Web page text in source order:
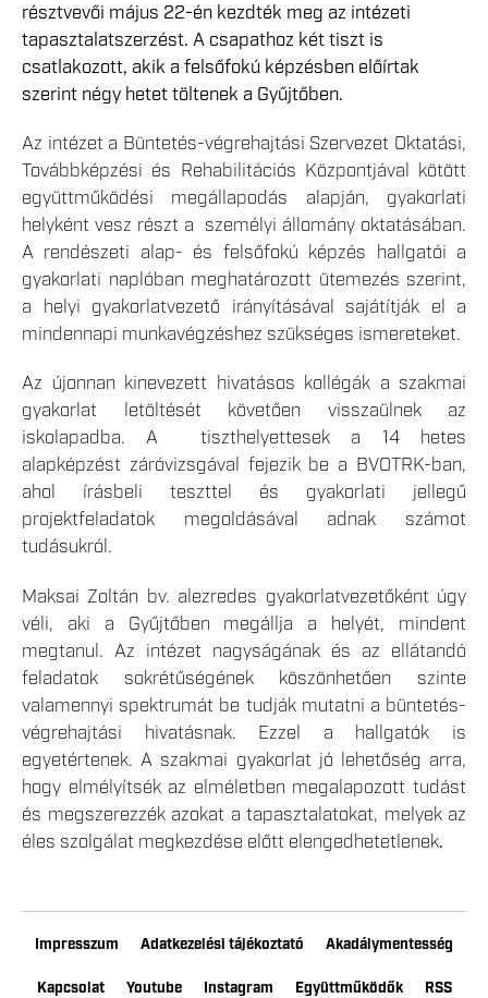
résztvevői május 22-én kezdték meg az intézeti
tapasztalatszerzést. A csapathoz két tiszt is
csatlakozott, akik a felsőfokú képzésben előírtak
szerint négy hetet töltenek a Gyűjtőben.
Az intézet a Büntetés-végrehajtási Szervezet Oktatási,
Továbbképzési és Rehabilitációs Központjával kötött
együttműködési megállapodás alapján, gyakorlati
helyként vesz részt a személyi állomány oktatásában.
A rendészeti alap- és felsőfokú képzés hallgatói a
gyakorlati naplóban meghatározott ütemezés szerint,
a helyi gyakorlatvezető irányításával sajátítják el a
mindennapi munkavégzéshez szükséges ismereteket.
Az újonnan kinevezett hivatásos kollégák a szakmai
gyakorlat letöltését követően visszaülnek az
iskolapadba. A tiszthelyettesek a 14 hetes
alapképzést záróvizsgával fejezik be a BVOTRK-ban,
ahol írásbeli teszttel és gyakorlati jellegű
projektfeladatok megoldásával adnak számot
tudásukról.
Maksai Zoltán bv. alezredes gyakorlatvezetőként úgy
véli, aki a Gyűjtőben megállja a helyét, mindent
megtanul. Az intézet nagyságának és az ellátandó
feladatok sokrétűségének köszönhetően szinte
valamennyi spektrumát be tudják mutatni a büntetés-
végrehajtási hivatásnak. Ezzel a hallgatók is
egyetértenek. A szakmai gyakorlat jó lehetőség arra,
hogy elmélyítsék az elméletben megalapozott tudást
és megszerezzék azokat a tapasztalatokat, melyek az
éles szolgálat megkezdése előtt elengedhetetlenek.
Impresszum Adatkezelési tájékoztató Akadálymentesség
Kapcsolat Youtube Instagram Együttműködők RSS